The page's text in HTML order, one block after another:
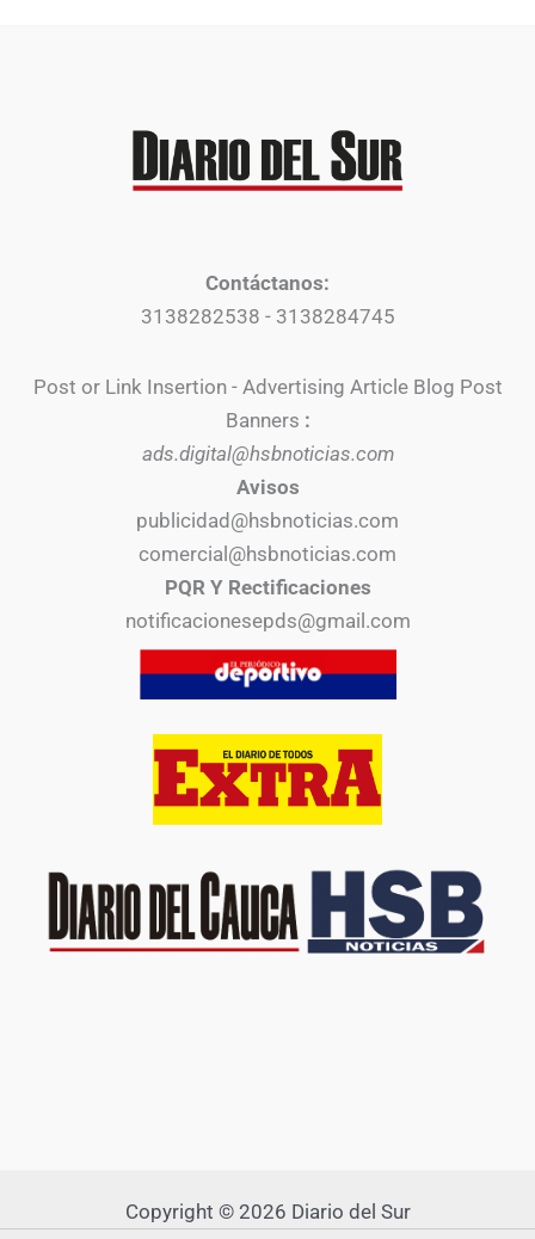
Contáctanos:
3138282538 - 3138284745
Post or Link Insertion - Advertising Article Blog Post
Banners :
ads.digital@hsbnoticias.com
Avisos
publicidad@hsbnoticias.com
comercial@hsbnoticias.com
PQR Y Rectificaciones
notificacionesepds@gmail.com
Copyright © 2026 Diario del Sur